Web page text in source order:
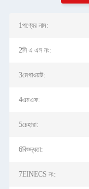
1পণ্যের নাম:
2সি এ এস নং:
3মেগাওয়াট:
4এমএফ:
5চেহারা:
6বিশুদ্ধতা:
7EINECS নং: